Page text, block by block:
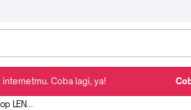
Z380 Z480 Z485
Coba lagi, ya!